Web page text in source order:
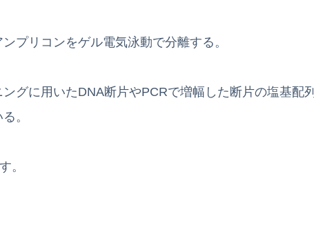
プリコンをゲル電気泳動で分離する。
グに用いたDNA断片やPCRで増幅した断片の塩基配列
。
。